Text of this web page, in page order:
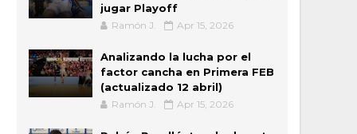
jugar Playoff
Ramón J. Apr 15, 2026
Analizando la lucha por el
factor cancha en Primera FEB
(actualizado 12 abril)
Ramón J. Apr 15, 2026